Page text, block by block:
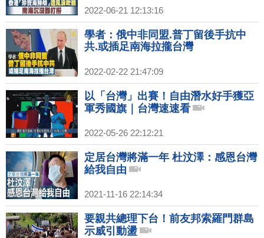
2022-06-21 12:13:16
學者：俄中非同盟.普丁留後手抗中
共.或插足南海拉攏台灣
2022-02-22 21:47:09
以「台灣」出賽！自由潛水好手獲亞
軍秀國旗｜台灣速速看
2022-05-26 22:12:21
定居台灣將滿一年 杜汶澤：感恩台灣
給我自由
2021-11-16 22:14:34
要親共總理下台！前友邦索羅門群島
示威引動盪